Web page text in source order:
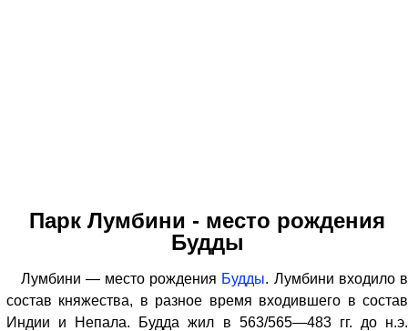
Парк Лумбини - место рождения
Будды
Лумбини — место рождения Будды. Лумбини входило в
состав княжества, в разное время входившего в состав
Индии и Непала. Будда жил в 563/565—483 гг. до н.э.